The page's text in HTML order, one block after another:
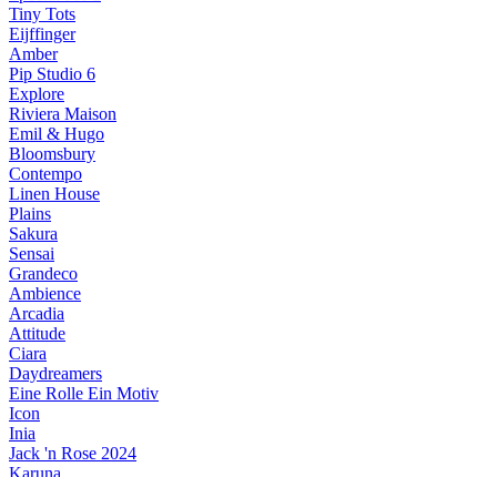
Tiny Tots
Eijffinger
Amber
Pip Studio 6
Explore
Riviera Maison
Emil & Hugo
Bloomsbury
Contempo
Linen House
Plains
Sakura
Sensai
Grandeco
Ambience
Arcadia
Attitude
Ciara
Daydreamers
Eine Rolle Ein Motiv
Icon
Inia
Jack 'n Rose 2024
Karuna